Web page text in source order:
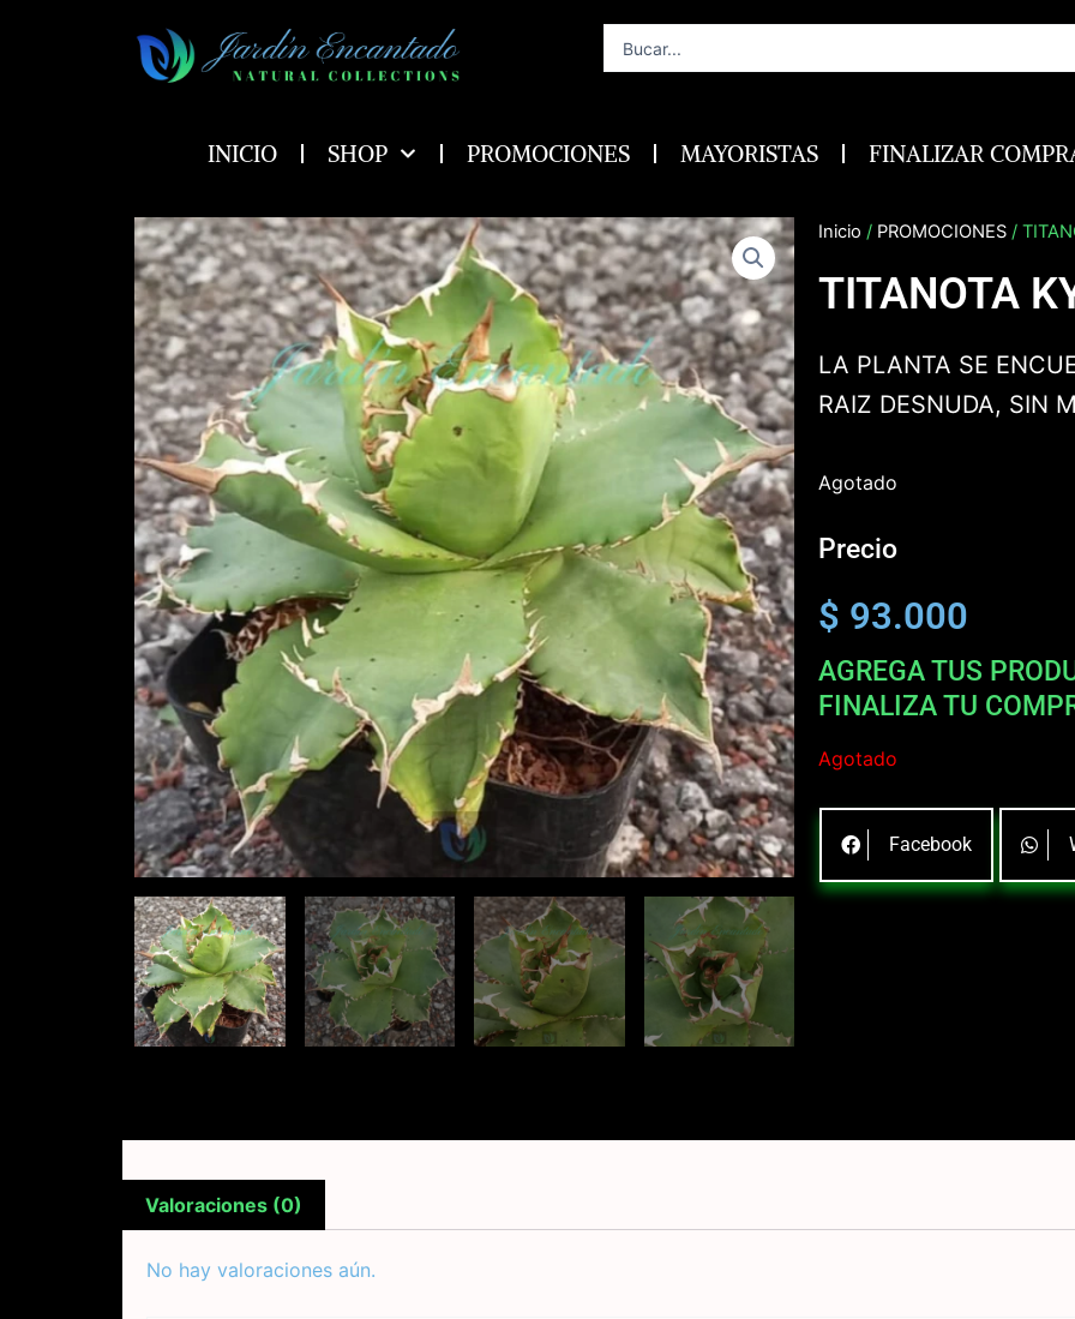
INICIO SHOP PROMOCIONES MAYORISTAS FINALIZAR
Inicio / PROMOCIONES /
TITANOTA
LA PLANTA SE
RAIZ DESNUDA, SIN
Agotado
Precio
$ 93.000
AGREGA TUS
FINALIZA TU
Agotado
Facebook
Valoraciones (0)
No hay valoraciones aún.